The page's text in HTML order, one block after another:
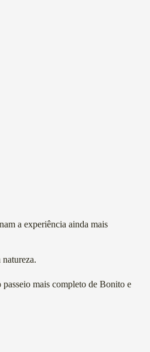
a experiência ainda mais
mais completo de Bonito e